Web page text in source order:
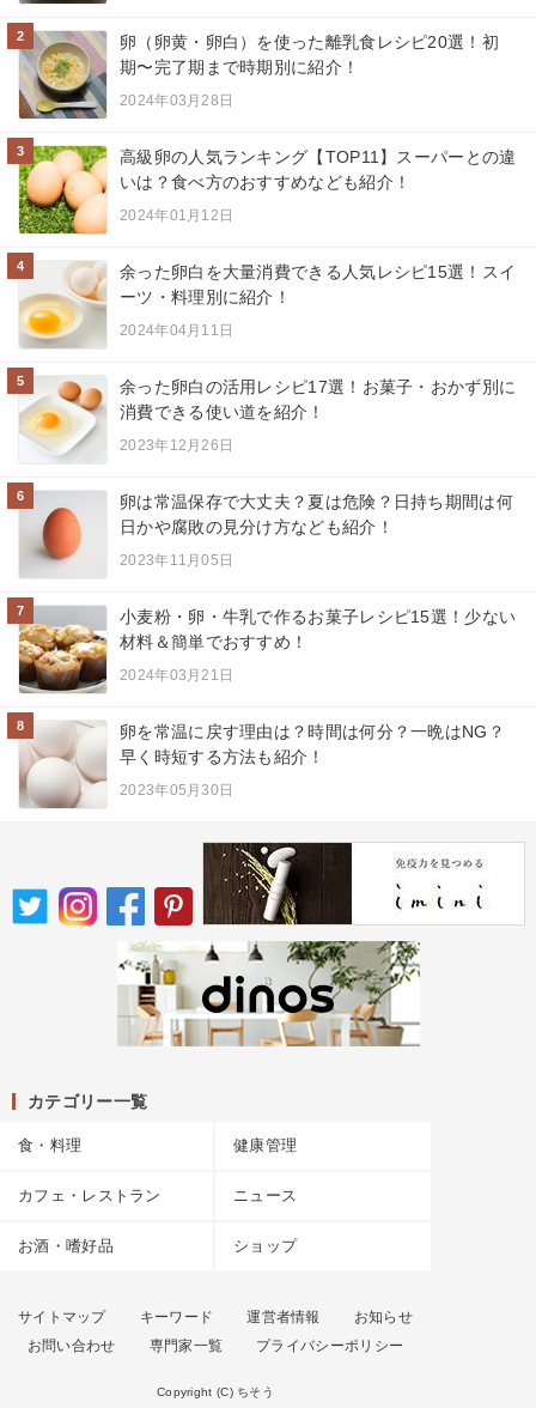
2
卵（卵黄・卵白）を使った離乳食レシピ20選！初
期〜完了期まで時期別に紹介！
2024年03月28日
3
高級卵の人気ランキング【TOP11】スーパーとの違
いは？食べ方のおすすめなども紹介！
2024年01月12日
4
余った卵白を大量消費できる人気レシピ15選！スイ
ーツ・料理別に紹介！
2024年04月11日
5
余った卵白の活用レシピ17選！お菓子・おかず別に
消費できる使い道を紹介！
2023年12月26日
6
卵は常温保存で大丈夫？夏は危険？日持ち期間は何
日かや腐敗の見分け方なども紹介！
2023年11月05日
7
小麦粉・卵・牛乳で作るお菓子レシピ15選！少ない
材料＆簡単でおすすめ！
2024年03月21日
8
卵を常温に戻す理由は？時間は何分？一晩はNG？
早く時短する方法も紹介！
2023年05月30日
カテゴリー一覧
食・料理 健康管理
カフェ・レストラン ニュース
お酒・嗜好品 ショップ
サイトマップ キーワード 運営者情報
お知らせ
お問い合わせ
専門家一覧 プライバシーポリシー
Copyright (C) ちそう